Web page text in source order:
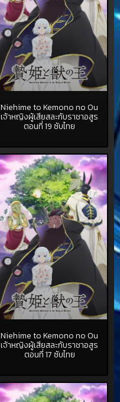
Niehime to Kemono no Ou
เจ้าหญิงผู้เสียสละกับราชาอสูร
ตอนที่ 19 ซับไทย
Niehime to Kemono no Ou
เจ้าหญิงผู้เสียสละกับราชาอสูร
ตอนที่ 17 ซับไทย